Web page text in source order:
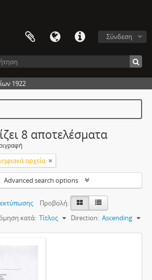
Σύνδεση
1922
8 αποτελέσματα
αρχεία
Advanced search options
Προβολή:
κατά: Τίτλος Direction: Ascending